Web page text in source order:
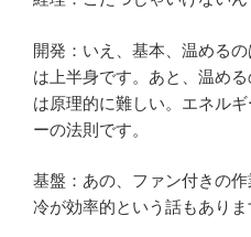
開発：いえ、基本、温める
は上半身です。あと、温め
は原理的に難しい。エネル
ーの法則です。
基盤：あの、ファン付きの
冷が効率的という話もありま